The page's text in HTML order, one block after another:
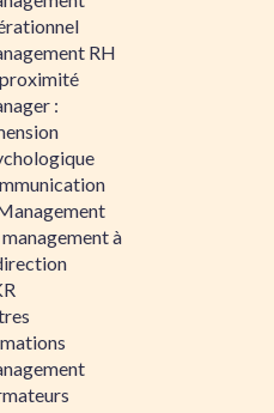
RH
:
à